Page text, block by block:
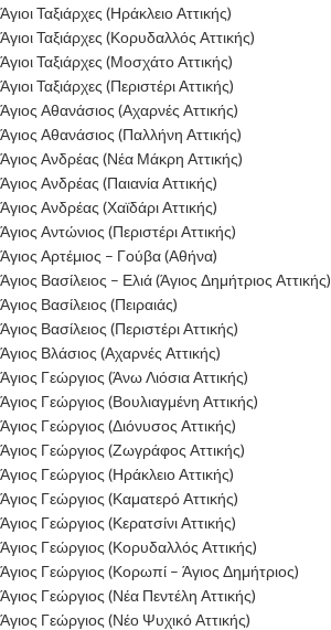
Άγιοι Ταξιάρχες (Ηράκλειο Αττικής)
Άγιοι Ταξιάρχες (Κορυδαλλός Αττικής)
Άγιοι Ταξιάρχες (Μοσχάτο Αττικής)
Άγιοι Ταξιάρχες (Περιστέρι Αττικής)
Άγιος Αθανάσιος (Αχαρνές Αττικής)
Άγιος Αθανάσιος (Παλλήνη Αττικής)
Άγιος Ανδρέας (Νέα Μάκρη Αττικής)
Άγιος Ανδρέας (Παιανία Αττικής)
Άγιος Ανδρέας (Χαϊδάρι Αττικής)
Άγιος Αντώνιος (Περιστέρι Αττικής)
Άγιος Αρτέμιος – Γούβα (Αθήνα)
Άγιος Βασίλειος – Ελιά (Άγιος Δημήτριος Αττικής)
Άγιος Βασίλειος (Πειραιάς)
Άγιος Βασίλειος (Περιστέρι Αττικής)
Άγιος Βλάσιος (Αχαρνές Αττικής)
Άγιος Γεώργιος (Άνω Λιόσια Αττικής)
Άγιος Γεώργιος (Βουλιαγμένη Αττικής)
Άγιος Γεώργιος (Διόνυσος Αττικής)
Άγιος Γεώργιος (Ζωγράφος Αττικής)
Άγιος Γεώργιος (Ηράκλειο Αττικής)
Άγιος Γεώργιος (Καματερό Αττικής)
Άγιος Γεώργιος (Κερατσίνι Αττικής)
Άγιος Γεώργιος (Κορυδαλλός Αττικής)
Άγιος Γεώργιος (Κορωπί – Άγιος Δημήτριος)
Άγιος Γεώργιος (Νέα Πεντέλη Αττικής)
Άγιος Γεώργιος (Νέο Ψυχικό Αττικής)